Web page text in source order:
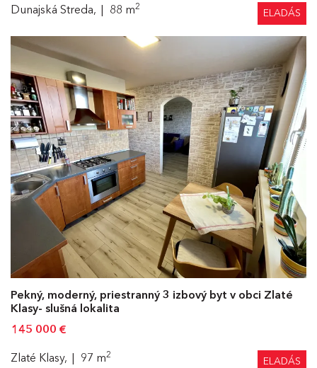
Dunajská Streda, 88 m2
ELADÁS
Pekný, moderný, priestranný 3 izbový byt v obci Zlaté
Klasy- slušná lokalita
145 000 €
Zlaté Klasy, 97 m2
ELADÁS